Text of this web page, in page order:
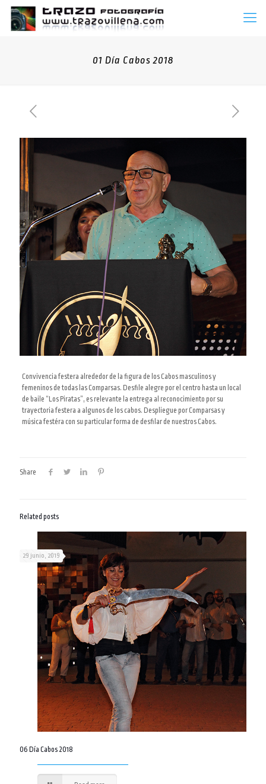
01 Día Cabos 2018
Convivencia festera alrededor de la figura de los Cabos masculinos y
femeninos de todas las Comparsas. Desfile alegre por el centro hasta un local
de baile “Los Piratas”, es relevante la entrega al reconocimiento por su
trayectoria festera a algunos de los cabos. Despliegue por Comparsas y
música festéra con su particular forma de desfilar de nuestros Cabos.
Share
Related posts
29 junio, 2019
06 Día Cabos 2018